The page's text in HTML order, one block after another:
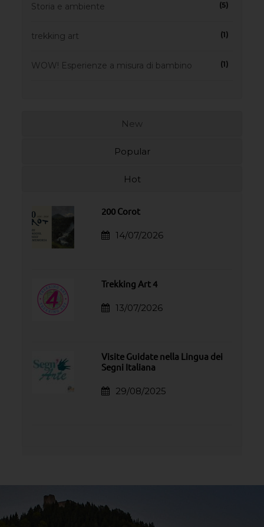
Storia e ambiente (5)
trekking art (1)
WOW! Esperienze a misura di bambino (1)
New
Popular
Hot
200 Corot
14/07/2026
Trekking Art 4
13/07/2026
Visite Guidate nella Lingua dei
Segni Italiana
29/08/2025